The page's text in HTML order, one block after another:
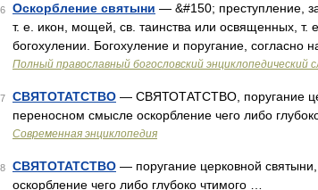
Оскорбление святыни — &#150; преступление,
т. е. икон, мощей, св. таинства или освященных,
богохулении. Богохуление и поругание,
Полный православный богословский энциклопедический
СВЯТОТАТСТВО — СВЯТОТАТСТВО, поругание
переносном смысле оскорбление чего либо
Современная энциклопедия
СВЯТОТАТСТВО — поругание церковной
оскорбление чего либо глубоко чтимого …